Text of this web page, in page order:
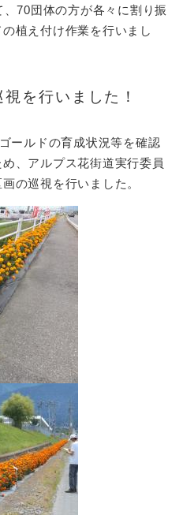
70団体の方が各々に割り振
植え付け作業を行いまし
を行いました！
ールドの育成状況等を確認
、アルプス花街道実行委員
の巡視を行いました。